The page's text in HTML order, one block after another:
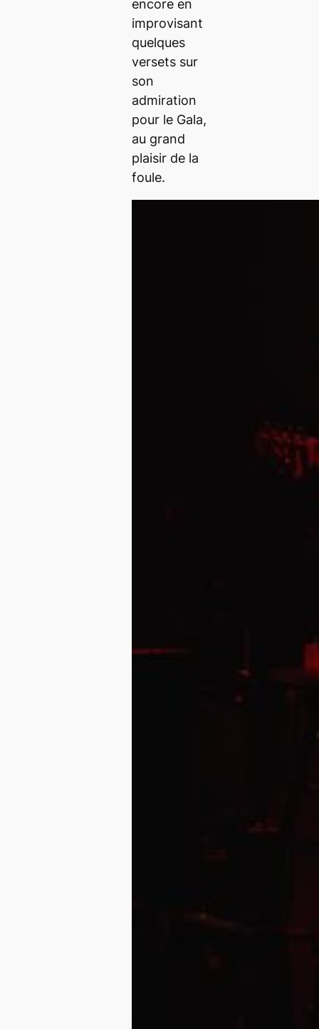
encore en
improvisant
quelques
versets sur
son
admiration
pour le Gala,
au grand
plaisir de la
foule.